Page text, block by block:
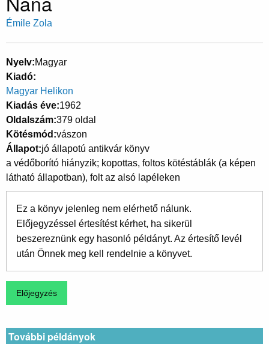
Émile Zola
Nyelv Magyar
Kiadó
Magyar Helikon
Kiadás éve 1962
Oldalszám 379 oldal
Kötésmód vászon
Állapot jó állapotú antikvár könyv
a védőborító hiányzik; kopottas, foltos kötéstáblák (a képen
látható állapotban), folt az alsó lapéleken
Ez a könyv jelenleg nem elérhető nálunk.
Előjegyzéssel értesítést kérhet, ha sikerül
beszereznünk egy hasonló példányt. Az értesítő levél
után Önnek meg kell rendelnie a könyvet.
További példányok